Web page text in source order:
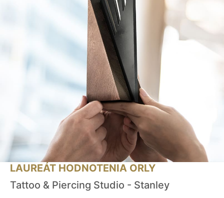
LAUREÁT HODNOTENIA ORLY
Tattoo & Piercing Studio - Stanley